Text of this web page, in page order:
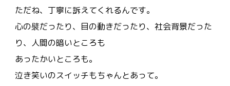
ただね、丁寧に訴えてくれるんです。
心の襞だったり、目の動きだったり、社会背景だった
り、人間の暗いところも
あったかいところも。
泣き笑いのスイッチもちゃんとあって。